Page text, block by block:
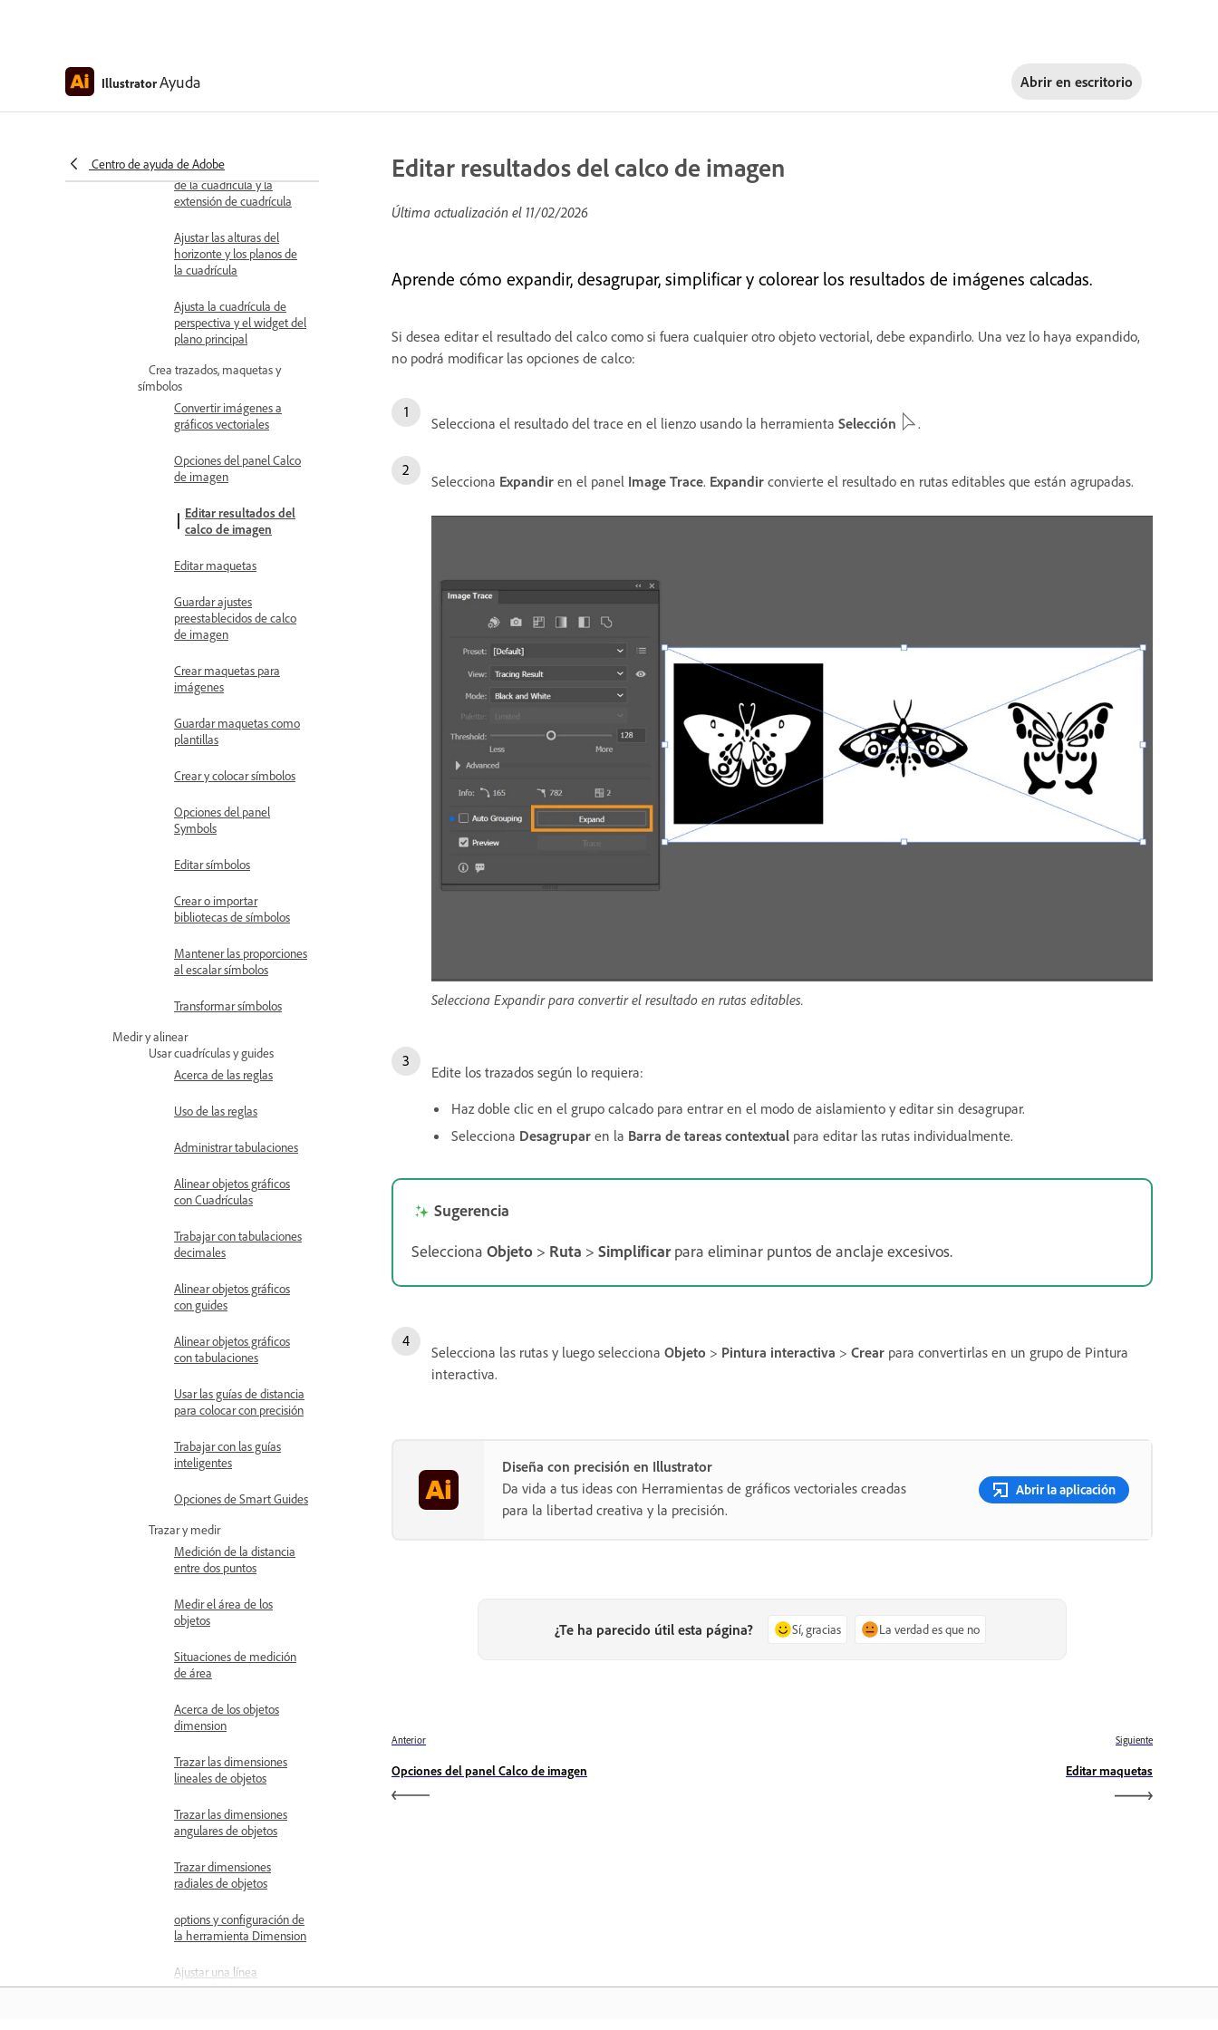
IllustratorAyuda Abrir en escritorio
Centro de ayuda de Adobe
perspectiva y ajusta sus
Ajustar el tamaño de celda
de la cuadrícula y la
extensión de cuadrícula
Ajustar las alturas del
horizonte y los planos de
la cuadrícula
Ajusta la cuadrícula de
perspectiva y el widget del
plano principal
Crea trazados, maquetas y
símbolos
Convertir imágenes a
gráficos vectoriales
Opciones del panel Calco
de imagen
Editar resultados del
calco de imagen
Editar maquetas
Guardar ajustes
preestablecidos de calco
de imagen
Crear maquetas para
imágenes
Guardar maquetas como
plantillas
Crear y colocar símbolos
Opciones del panel
Symbols
Editar símbolos
Crear o importar
bibliotecas de símbolos
Mantener las proporciones
al escalar símbolos
Transformar símbolos
Medir y alinear
Usar cuadrículas y guides
Acerca de las reglas
Uso de las reglas
Administrar tabulaciones
Alinear objetos gráficos
con Cuadrículas
Trabajar con tabulaciones
decimales
Alinear objetos gráficos
con guides
Alinear objetos gráficos
con tabulaciones
Usar las guías de distancia
para colocar con precisión
Trabajar con las guías
inteligentes
Opciones de Smart Guides
Trazar y medir
Medición de la distancia
entre dos puntos
Medir el área de los
objetos
Situaciones de medición
de área
Acerca de los objetos
dimension
Trazar las dimensiones
lineales de objetos
Trazar las dimensiones
angulares de objetos
Trazar dimensiones
radiales de objetos
options y configuración de
la herramienta Dimension
Ajustar una línea
perpendicular a una ruta
Editar resultados del calco de imagen
Última actualización el 11/02/2026
Aprende cómo expandir, desagrupar, simplificar y colorear los resultados de imágenes calcadas.
Si desea editar el resultado del calco como si fuera cualquier otro objeto vectorial, debe expandirlo. Una vez lo haya expandido,
no podrá modificar las opciones de calco:
Selecciona el resultado del trace en el lienzo usando la herramienta Selección .
Selecciona Expandir en el panel Image Trace. Expandir convierte el resultado en rutas editables que están agrupadas.
Selecciona Expandir para convertir el resultado en rutas editables.
Edite los trazados según lo requiera:
Haz doble clic en el grupo calcado para entrar en el modo de aislamiento y editar sin desagrupar.
Selecciona Desagrupar en la Barra de tareas contextual para editar las rutas individualmente.
Sugerencia
Selecciona Objeto > Ruta > Simplificarpara eliminar puntos de anclaje excesivos.
Selecciona las rutas y luego selecciona Objeto > Pintura interactiva > Crear para convertirlas en un grupo de Pintura
interactiva.
Diseña con precisión en Illustrator
Da vida a tus ideas con Herramientas de gráficos vectoriales creadas
para la libertad creativa y la precisión.
Abrir la aplicación
¿Te ha parecido útil esta página? Sí, gracias La verdad es que no
Anterior
Opciones del panel Calco de imagen
Siguiente
Editar maquetas